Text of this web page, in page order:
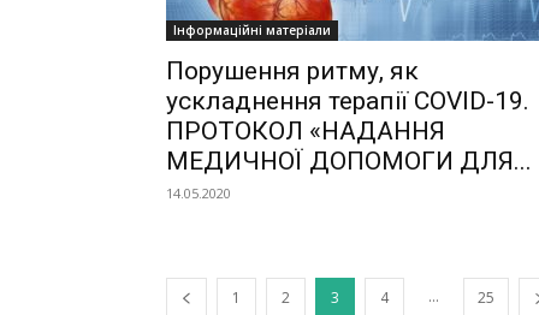
Інформаційні матеріали
Порушення ритму, як
ускладнення терапії COVID-19.
ПРОТОКОЛ «НАДАННЯ
МЕДИЧНОЇ ДОПОМОГИ ДЛЯ...
14.05.2020
1 2 3 4 ... 25